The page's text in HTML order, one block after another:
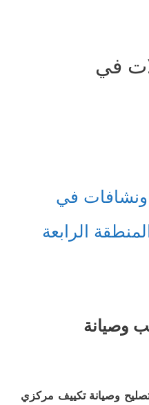
في
في
الرابعة
وصيانة
وصيانة تكييف مركزي